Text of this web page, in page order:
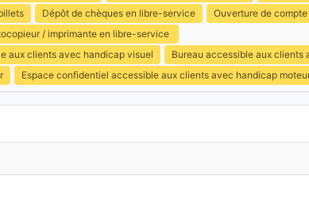
Dépôt de chèques en libre-service
Ouverture de
/ imprimante en libre-service
aux clients avec handicap visuel
Bureau accessible aux clients
Espace confidentiel accessible aux clients avec handicap